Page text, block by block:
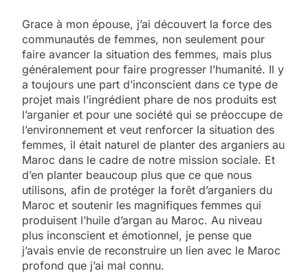
Grace à mon épouse, j’ai découvert la force des
communautés de femmes, non seulement pour
faire avancer la situation des femmes, mais plus
généralement pour faire progresser l’humanité. Il y
a toujours une part d’inconscient dans ce type de
projet mais l’ingrédient phare de nos produits est
l’arganier et pour une société qui se préoccupe de
l’environnement et veut renforcer la situation des
femmes, il était naturel de planter des arganiers au
Maroc dans le cadre de notre mission sociale. Et
d’en planter beaucoup plus que ce que nous
utilisons, afin de protéger la forêt d’arganiers du
Maroc et soutenir les magnifiques femmes qui
produisent l’huile d’argan au Maroc. Au niveau
plus inconscient et émotionnel, je pense que
j’avais envie de reconstruire un lien avec le Maroc
profond que j’ai mal connu.